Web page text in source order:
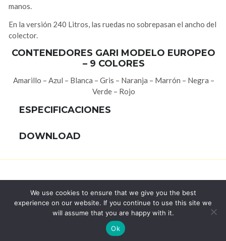
manos.
En la versión 240 Litros, las ruedas no sobrepasan el ancho del
colector.
CONTENEDORES GARI MODELO EUROPEO
– 9 COLORES
Amarillo – Azul – Blanca – Gris – Naranja – Marrón – Negra –
Verde – Rojo
ESPECIFICACIONES
DOWNLOAD
© 2017 Bralimpia Equipamentos.
We use cookies to ensure that we give you the best
experience on our website. If you continue to use this site we
will assume that you are happy with it.
Ok